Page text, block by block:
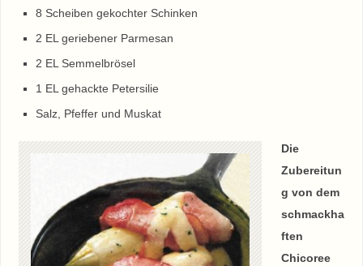
8 Scheiben gekochter Schinken
2 EL geriebener Parmesan
2 EL Semmelbrösel
1 EL gehackte Petersilie
Salz, Pfeffer und Muskat
Die
Zubereitun
g von dem
schmackha
ften
Chicoree